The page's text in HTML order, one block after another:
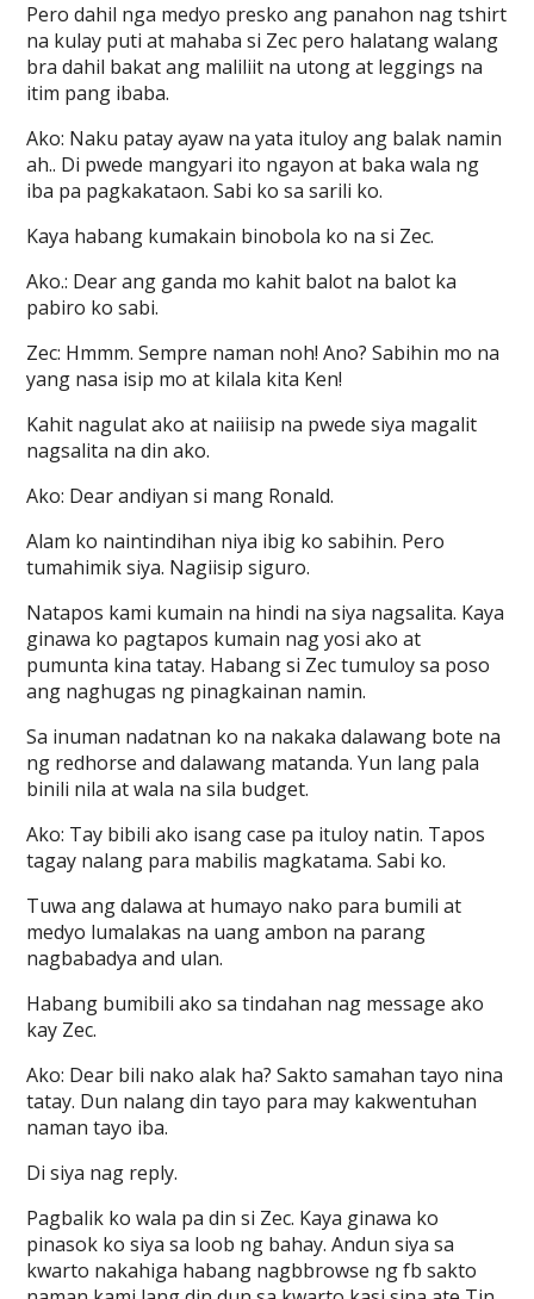
Pero dahil nga medyo presko ang panahon nag tshirt
na kulay puti at mahaba si Zec pero halatang walang
bra dahil bakat ang maliliit na utong at leggings na
itim pang ibaba.
Ako: Naku patay ayaw na yata ituloy ang balak namin
ah.. Di pwede mangyari ito ngayon at baka wala ng
iba pa pagkakataon. Sabi ko sa sarili ko.
Kaya habang kumakain binobola ko na si Zec.
Ako.: Dear ang ganda mo kahit balot na balot ka
pabiro ko sabi.
Zec: Hmmm. Sempre naman noh! Ano? Sabihin mo na
yang nasa isip mo at kilala kita Ken!
Kahit nagulat ako at naiiisip na pwede siya magalit
nagsalita na din ako.
Ako: Dear andiyan si mang Ronald.
Alam ko naintindihan niya ibig ko sabihin. Pero
tumahimik siya. Nagiisip siguro.
Natapos kami kumain na hindi na siya nagsalita. Kaya
ginawa ko pagtapos kumain nag yosi ako at
pumunta kina tatay. Habang si Zec tumuloy sa poso
ang naghugas ng pinagkainan namin.
Sa inuman nadatnan ko na nakaka dalawang bote na
ng redhorse and dalawang matanda. Yun lang pala
binili nila at wala na sila budget.
Ako: Tay bibili ako isang case pa ituloy natin. Tapos
tagay nalang para mabilis magkatama. Sabi ko.
Tuwa ang dalawa at humayo nako para bumili at
medyo lumalakas na uang ambon na parang
nagbabadya and ulan.
Habang bumibili ako sa tindahan nag message ako
kay Zec.
Ako: Dear bili nako alak ha? Sakto samahan tayo nina
tatay. Dun nalang din tayo para may kakwentuhan
naman tayo iba.
Di siya nag reply.
Pagbalik ko wala pa din si Zec. Kaya ginawa ko
pinasok ko siya sa loob ng bahay. Andun siya sa
kwarto nakahiga habang nagbbrowse ng fb sakto